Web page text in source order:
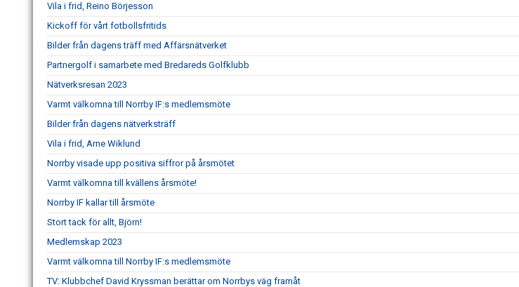
Vila i frid, Reino Börjesson
Kickoff för vårt fotbollsfritids
Bilder från dagens träff med Affärsnätverket
Partnergolf i samarbete med Bredareds Golfklubb
Nätverksresan 2023
Varmt välkomna till Norrby IF:s medlemsmöte
Bilder från dagens nätverksträff
Vila i frid, Arne Wiklund
Norrby visade upp positiva siffror på årsmötet
Varmt välkomna till kvällens årsmöte!
Norrby IF kallar till årsmöte
Stort tack för allt, Björn!
Medlemskap 2023
Varmt välkomna till Norrby IF:s medlemsmöte
TV: Klubbchef David Kryssman berättar om Norrbys väg framåt